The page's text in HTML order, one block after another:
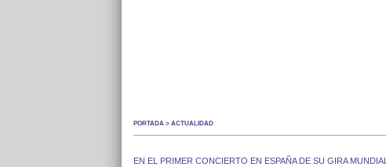
PORTADA > ACTUALIDAD
EN EL PRIMER CONCIERTO EN ESPAÑA DE SU GIRA MUNDIAL